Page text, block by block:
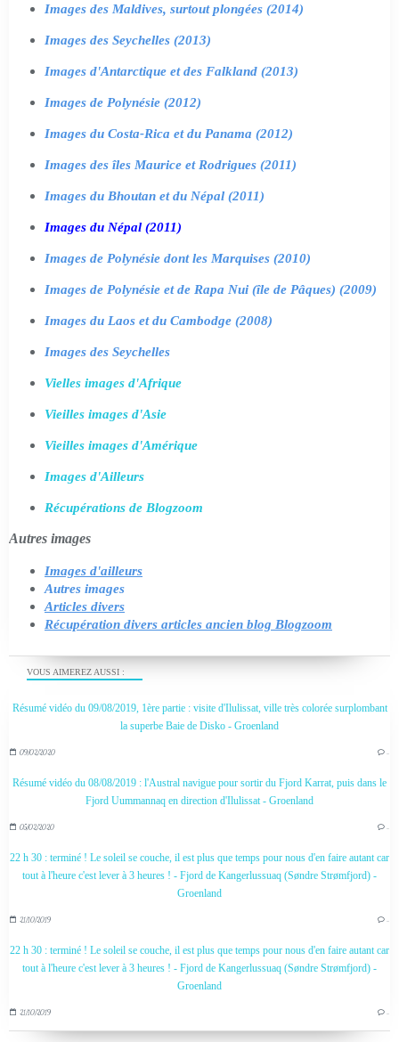
VOUS AIMEREZ AUSSI :
Résumé vidéo du 09/08/2019, 1ère partie : visite d'Ilulissat, ville très colorée surplombant
la superbe Baie de Disko - Groenland
09/02/2020 …
Résumé vidéo du 08/08/2019 : l'Austral navigue pour sortir du Fjord Karrat, puis dans le
Fjord Uummannaq en direction d'Ilulissat - Groenland
05/02/2020 …
22 h 30 : terminé ! Le soleil se couche, il est plus que temps pour nous d'en faire autant car
tout à l'heure c'est lever à 3 heures ! - Fjord de Kangerlussuaq (Søndre Strømfjord) -
Groenland
21/10/2019 …
22 h 30 : terminé ! Le soleil se couche, il est plus que temps pour nous d'en faire autant car
tout à l'heure c'est lever à 3 heures ! - Fjord de Kangerlussuaq (Søndre Strømfjord) -
Groenland
21/10/2019 …
Images des Maldives, surtout plongées (2014)
Images des Seychelles (2013)
Images d'Antarctique et des Falkland (2013)
Images de Polynésie (2012)
Images du Costa-Rica et du Panama (2012)
Images des îles Maurice et Rodrigues (2011)
Images du Bhoutan et du Népal (2011)
Images du Népal (2011)
Images de Polynésie dont les Marquises (2010)
Images de Polynésie et de Rapa Nui (île de Pâques) (2009)
Images du Laos et du Cambodge (2008)
Images des Seychelles
Vielles images d'Afrique
Vieilles images d'Asie
Vieilles images d'Amérique
Images d'Ailleurs
Récupérations de Blogzoom
Autres images
Images d'ailleurs
Autres images
Articles divers
Récupération divers articles ancien blog Blogzoom